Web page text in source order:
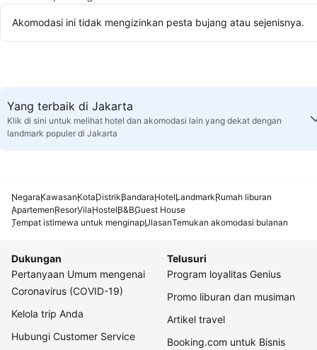
Akomodasi ini tidak mengizinkan pesta bujang atau sejenisnya.
Yang terbaik di Jakarta
Klik di sini untuk melihat hotel dan akomodasi lain yang dekat dengan
landmark populer di Jakarta
NegaraKawasanKotaDistrikBandaraHotelLandmarkRumah liburan
ApartemenResorVilaHostelB&BGuest House
Tempat istimewa untuk menginapUlasanTemukan akomodasi bulanan
Dukungan
Pertanyaan Umum mengenai
Coronavirus (COVID-19)
Kelola trip Anda
Hubungi Customer Service
Telusuri
Program loyalitas Genius
Promo liburan dan musiman
Artikel travel
Booking.com untuk Bisnis